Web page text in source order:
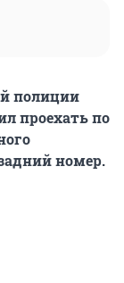
полиции
проехать по
номер.